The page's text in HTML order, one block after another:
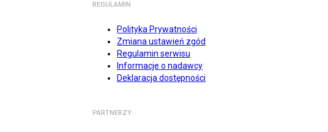
REGULAMIN
Polityka Prywatności
Zmiana ustawień zgód
Regulamin serwisu
Informacje o nadawcy
Deklaracja dostępności
PARTNERZY